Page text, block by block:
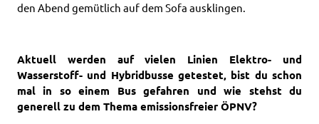
den Abend gemütlich auf dem Sofa ausklingen.
Aktuell werden auf vielen Linien Elektro- und
Wasserstoff- und Hybridbusse getestet, bist du schon
mal in so einem Bus gefahren und wie stehst du
generell zu dem Thema emissionsfreier ÖPNV?